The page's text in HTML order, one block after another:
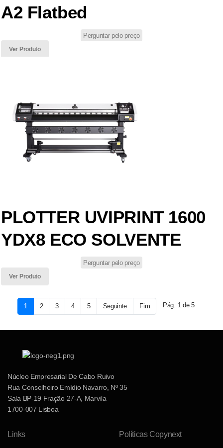
A2 Flatbed
Perguntar pelo preço
Ver Produto
PLOTTER UVIPRINT 1600
YDX8 ECO SOLVENTE
Perguntar pelo preço
Ver Produto
1 2 3 4 5 Seguinte Fim Pág. 1 de 5
Núcleo Empresarial De Cabo Ruivo
Rua Conselheiro Emídio Navarro, Nº 35
Sala BP-19 Fração 27-A, Marvila
1700-007 Lisboa
Links Políticas Copynext